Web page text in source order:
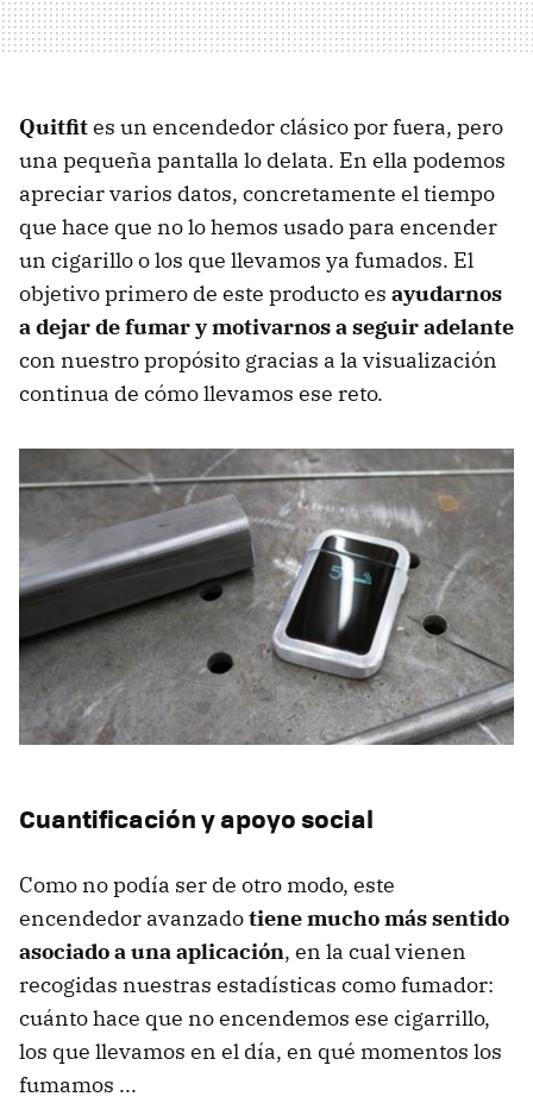
Quitfites un encendedor clásico por fuera, pero
una pequeña pantalla lo delata. En ella podemos
apreciar varios datos, concretamente el tiempo
que hace que no lo hemos usado para encender
un cigarillo o los que llevamos ya fumados. El
objetivo primero de este producto es ayudarnos
a dejar de fumar y motivarnos a seguir adelante
con nuestro propósito gracias a la visualización
continua de cómo llevamos ese reto.
Cuantificación y apoyo social
Como no podía ser de otro modo, este
encendedor avanzadotiene mucho más sentido
asociado a una aplicación, en la cual vienen
recogidas nuestras estadísticas como fumador:
cuánto hace que no encendemos ese cigarrillo,
los que llevamos en el día, en qué momentos los
fumamos ...